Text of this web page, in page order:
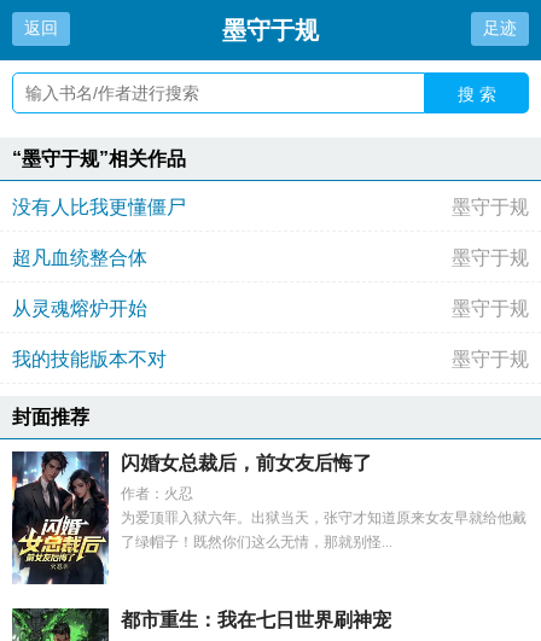
返回 墨守于规 足迹
搜 索
“墨守于规”相关作品
没有人比我更懂僵尸 墨守于规
超凡血统整合体 墨守于规
从灵魂熔炉开始 墨守于规
我的技能版本不对 墨守于规
封面推荐
闪婚女总裁后，前女友后悔了
作者：火忍
为爱顶罪入狱六年。出狱当天，张守才知道原来女友早就给他戴
了绿帽子！既然你们这么无情，那就别怪...
都市重生：我在七日世界刷神宠